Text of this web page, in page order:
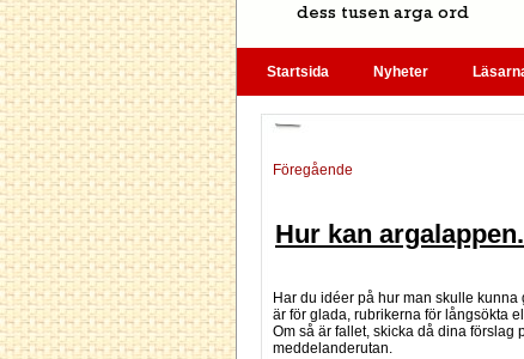
Startsida Nyheter
Föregående
Hur kan
Har du idéer på hur man skulle
är för glada, rubrikerna för långsökta
Om så är fallet, skicka då dina förslag
meddelanderutan.